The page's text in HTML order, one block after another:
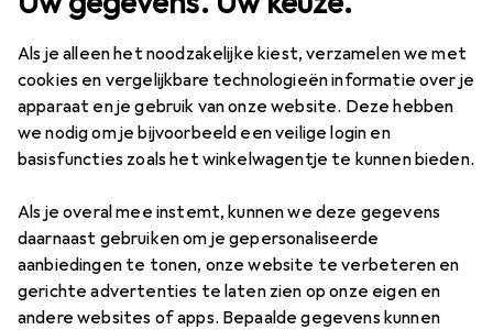
Als je alleen het noodzakelijke kiest, verzamelen we met
cookies en vergelijkbare technologieën informatie over je
apparaat en je gebruik van onze website. Deze hebben
we nodig om je bijvoorbeeld een veilige login en
basisfuncties zoals het winkelwagentje te kunnen bieden.
Als je overal mee instemt, kunnen we deze gegevens
daarnaast gebruiken om je gepersonaliseerde
aanbiedingen te tonen, onze website te verbeteren en
gerichte advertenties te laten zien op onze eigen en
andere websites of apps. Bepaalde gegevens kunnen
9 afbeeldingen
KWANTUMKORTING
Creativ CompanyKerstbal
Prijs in EUR inclusief BTW
EUR
8,92 EUR
5,76